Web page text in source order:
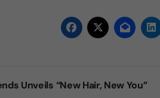
Unveils “New Hair, New You”